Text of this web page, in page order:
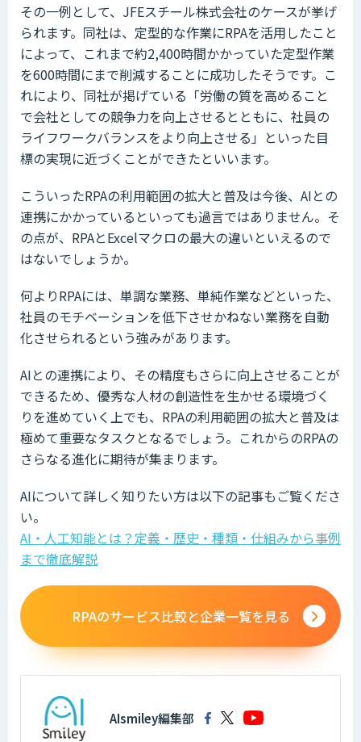
その一例として、JFEスチール株式会社のケースが挙げ
られます。同社は、定型的な作業にRPAを活用したこと
によって、これまで約2,400時間かかっていた定型作業
を600時間にまで削減することに成功したそうです。こ
れにより、同社が掲げている「労働の質を高めること
で会社としての競争力を向上させるとともに、社員の
ライフワークバランスをより向上させる」といった目
標の実現に近づくことができたといいます。
こういったRPAの利用範囲の拡大と普及は今後、AIとの
連携にかかっているといっても過言ではありません。そ
の点が、RPAとExcelマクロの最大の違いといえるので
はないでしょうか。
何よりRPAには、単調な業務、単純作業などといった、
社員のモチベーションを低下させかねない業務を自動
化させられるという強みがあります。
AIとの連携により、その精度もさらに向上させることが
できるため、優秀な人材の創造性を生かせる環境づく
りを進めていく上でも、RPAの利用範囲の拡大と普及は
極めて重要なタスクとなるでしょう。これからのRPAの
さらなる進化に期待が集まります。
AIについて詳しく知りたい方は以下の記事もご覧くださ
い。
AI・人工知能とは？定義・歴史・種類・仕組みから事例
まで徹底解説
RPAのサービス比較と企業一覧を見る
AIsmiley編集部